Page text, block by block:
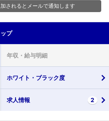
されるとメールで通知します
ップ
年収・ 給与明細
ホワイト・ ブラック度
求人情報 2